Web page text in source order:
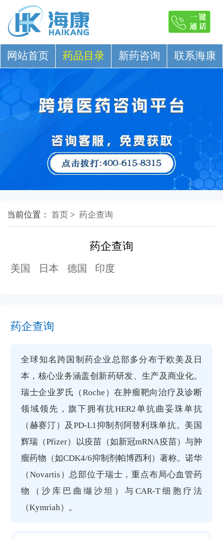
网站首页 药品目录 新药咨询 联系海康
当前位置： 首页 > 药企查询
药企查询
美国 日本 德国 印度
药企查询
全球知名跨国制药企业总部多分布于欧美及日
本，核心业务涵盖创新药研发、生产及商业化。
瑞士企业罗氏（Roche）在肿瘤靶向治疗及诊断
领域领先，旗下拥有抗HER2单抗曲妥珠单抗
（赫赛汀）及PD-L1抑制剂阿替利珠单抗。美国
辉瑞（Pfizer）以疫苗（如新冠mRNA疫苗）与肿
瘤药物（如CDK4/6抑制剂帕博西利）著称。诺华
（Novartis）总部位于瑞士，重点布局心血管药
物（沙库巴曲缬沙坦）与CAR-T细胞疗法
（Kymriah）。